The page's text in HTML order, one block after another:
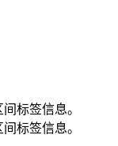
标签信息。
标签信息。